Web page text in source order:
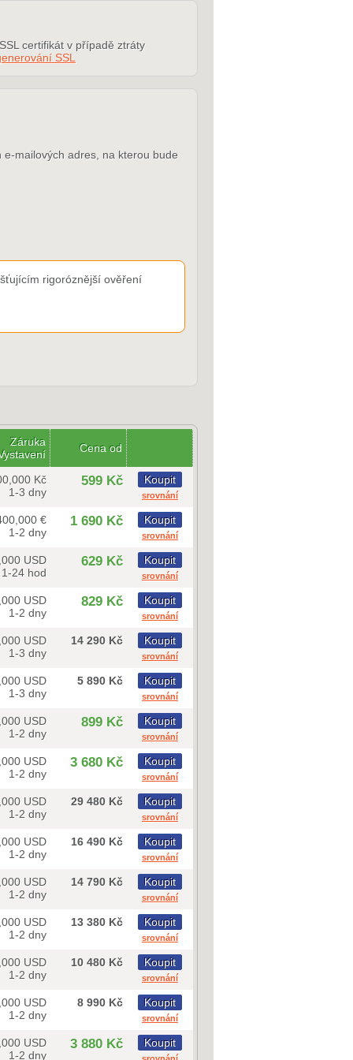
certifikát v případě ztráty
SSL
e-mailových adres, na kterou bude
rigoróznější ověření
Záruka
Cena od
Kč
1-3 dny
599 Kč Koupit
srovnání
€
1-2 dny
1 690 Kč Koupit
srovnání
USD
1-24 hod
629 Kč Koupit
srovnání
USD
1-2 dny
829 Kč Koupit
srovnání
USD
1-3 dny
14 290 Kč Koupit
srovnání
USD
1-3 dny
5 890 Kč Koupit
srovnání
USD
1-2 dny
899 Kč Koupit
srovnání
USD
1-2 dny
3 680 Kč Koupit
srovnání
USD
1-2 dny
29 480 Kč Koupit
srovnání
USD
1-2 dny
16 490 Kč Koupit
srovnání
USD
1-2 dny
14 790 Kč Koupit
srovnání
USD
1-2 dny
13 380 Kč Koupit
srovnání
USD
1-2 dny
10 480 Kč Koupit
srovnání
USD
1-2 dny
8 990 Kč Koupit
srovnání
USD
1-2 dny
3 880 Kč Koupit